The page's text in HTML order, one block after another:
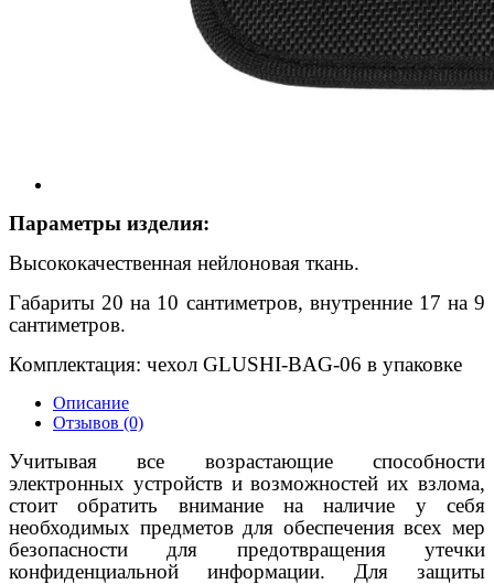
Параметры изделия:
Высококачественная нейлоновая ткань.
Габариты 20 на 10 сантиметров, внутренние 17 на 9
сантиметров.
Комплектация: чехол GLUSHI-BAG-06 в упаковке
Описание
Отзывов (0)
Учитывая все возрастающие способности
электронных устройств и возможностей их взлома,
стоит обратить внимание на наличие у себя
необходимых предметов для обеспечения всех мер
безопасности для предотвращения утечки
конфиденциальной информации. Для защиты